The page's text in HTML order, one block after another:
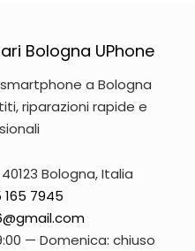
Bologna UPhone
a Bologna
riparazioni rapide e
Bologna, Italia
7945
— Domenica: chiuso